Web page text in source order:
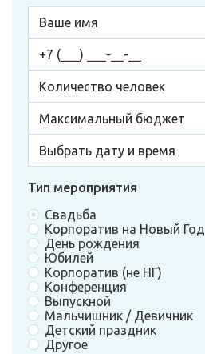
Тип мероприятия
Свадьба
Корпоратив на Новый Год
День рождения
Юбилей
Корпоратив (не НГ)
Конференция
Выпускной
Мальчишник / Девичник
Детский праздник
Другое